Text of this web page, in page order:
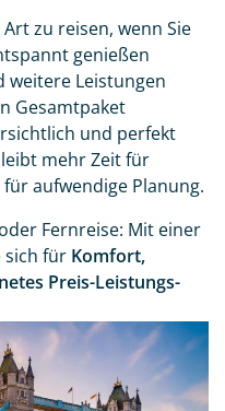
zu reisen, wenn Sie
genießen
weitere Leistungen
Gesamtpaket
und perfekt
mehr Zeit für
aufwendige Planung.
Fernreise: Mit einer
sich für Komfort,
Preis-Leistungs-